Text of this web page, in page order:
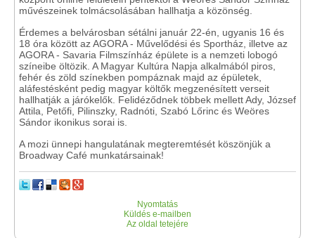
művészeinek tolmácsolásában hallhatja a közönség.
Érdemes a belvárosban sétálni január 22-én, ugyanis 16 és
18 óra között az AGORA - Művelődési és Sportház, illetve az
AGORA - Savaria Filmszínház épülete is a nemzeti lobogó
színeibe öltözik. A Magyar Kultúra Napja alkalmából piros,
fehér és zöld színekben pompáznak majd az épületek,
aláfestésként pedig magyar költők megzenésített verseit
hallhatják a járókelők. Felidéződnek többek mellett Ady, József
Attila, Petőfi, Pilinszky, Radnóti, Szabó Lőrinc és Weöres
Sándor ikonikus sorai is.
A mozi ünnepi hangulatának megteremtését köszönjük a
Broadway Café munkatársainak!
Nyomtatás
Küldés e-mailben
Az oldal tetejére